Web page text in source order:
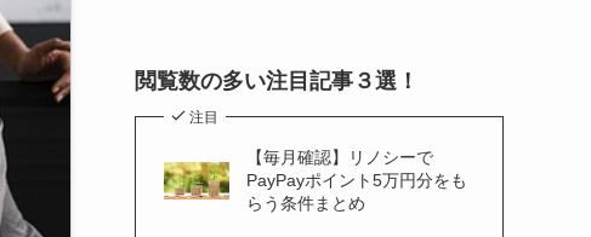
閲覧数の多い注目記事３選！
注目
【毎月確認】リノシーで
PayPayポイント5万円分をも
らう条件まとめ